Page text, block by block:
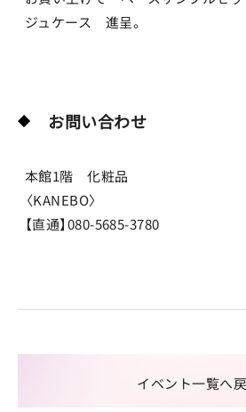
ジュケース 進呈。
お問い合わせ
本館1階 化粧品
〈KANEBO〉
【直通】080-5685-3780
イベント一覧へ